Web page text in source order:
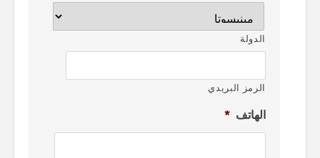
الدولة
الرمز البريدي
الهاتف *